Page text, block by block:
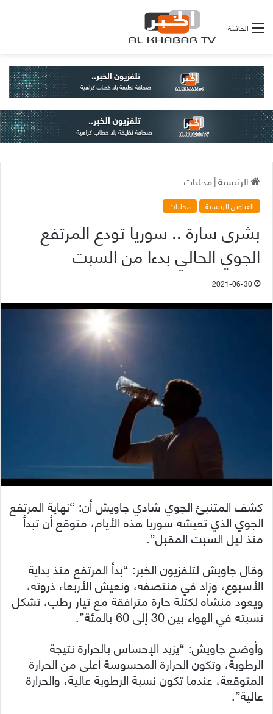
القائمة
الرئيسية|محليات
العناوين الرئيسية محليات
بشرى سارة .. سوريا تودع المرتفع
الجوي الحالي بدءا من السبت
2021-06-30
كشف المتنبئ الجوي شادي جاويش أن: “نهاية المرتفع
الجوي الذي تعيشه سوريا هذه الأيام، متوقع أن تبدأ
منذ ليل السبت المقبل”.
وقال جاويش لتلفزيون الخبر: “بدأ المرتفع منذ بداية
الأسبوع، وزاد في منتصفه، ونعيش الأربعاء ذروته،
ويعود منشأه لكتلة حارة مترافقة مع تيار رطب، تشكل
نسبته في الهواء بين 30 إلى 60 بالمئة”.
وأوضح جاويش: “يزيد الإحساس بالحرارة نتيجة
الرطوبة، وتكون الحرارة المحسوسة أعلى من الحرارة
المتوقعة، عندما تكون نسبة الرطوبة عالية، والحرارة
عالية”.